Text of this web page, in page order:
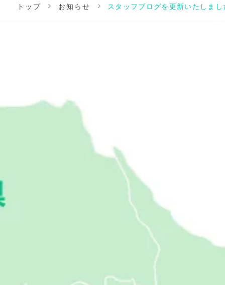
トップ お知らせ スタッフブログを更新いたしまし